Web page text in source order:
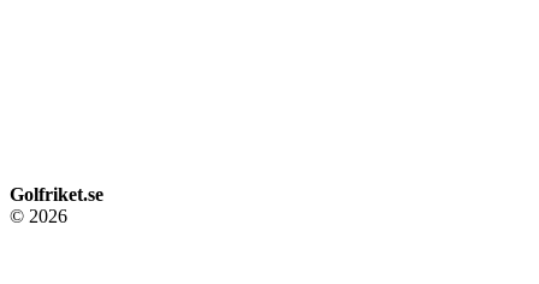
Golfriket.se
© 2026